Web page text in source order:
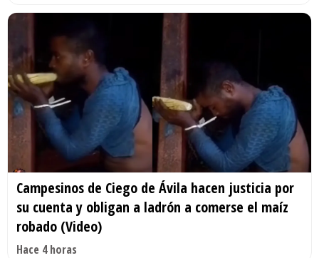
Campesinos de Ciego de Ávila hacen justicia por
su cuenta y obligan a ladrón a comerse el maíz
robado (Video)
Hace 4 horas